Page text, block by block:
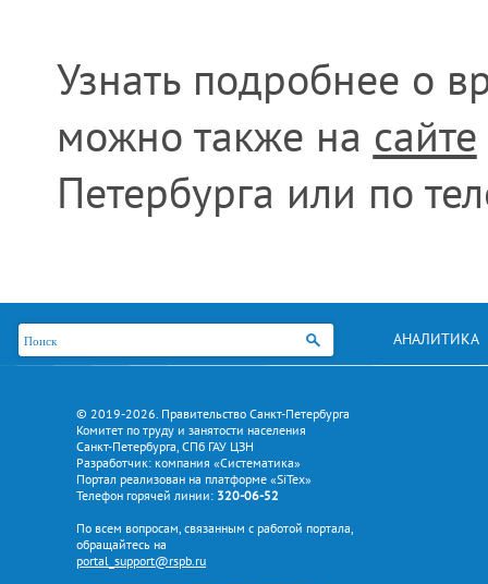
Узнать подробнее о
можно также на сайте
Петербурга или по
АНАЛИТИКА
© 2019-2026. Правительство Санкт-Петербурга
Комитет по труду и занятости населения
Санкт-Петербурга, СПб ГАУ ЦЗН
Разработчик: компания «Систематика»
Портал реализован на платформе «SiTex»
Телефон горячей линии: 320-06-52
По всем вопросам, связанным с работой портала,
обращайтесь на
portal_support@rspb.ru